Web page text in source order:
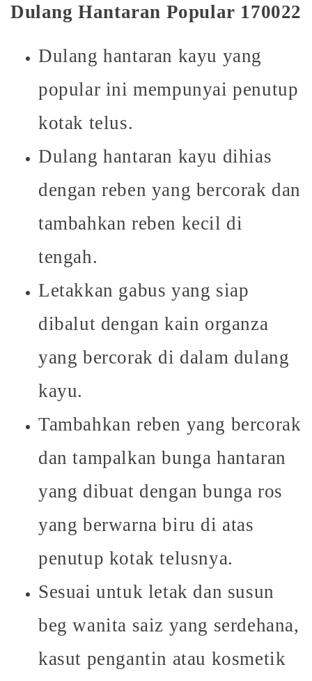
Dulang Hantaran Popular 170022
Dulang hantaran kayu yang
popular ini mempunyai penutup
kotak telus.
Dulang hantaran kayu dihias
dengan reben yang bercorak dan
tambahkan reben kecil di
tengah.
Letakkan gabus yang siap
dibalut dengan kain organza
yang bercorak di dalam dulang
kayu.
Tambahkan reben yang bercorak
dan tampalkan bunga hantaran
yang dibuat dengan bunga ros
yang berwarna biru di atas
penutup kotak telusnya.
Sesuai untuk letak dan susun
beg wanita saiz yang serdehana,
kasut pengantin atau kosmetik